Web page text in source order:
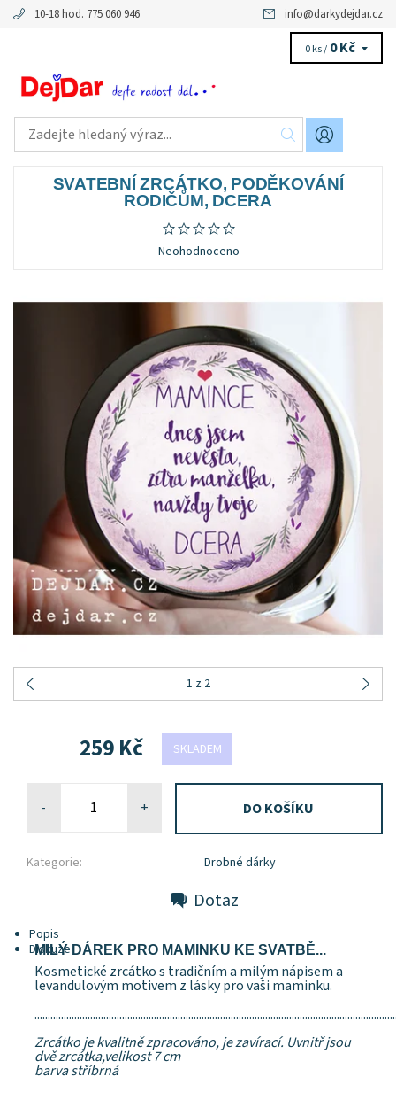
10-18 hod. 775 060 946 info@darkydejdar.cz
0 ks / 0 Kč
SVATEBNÍ ZRCÁTKO, PODĚKOVÁNÍ
RODIČŮM, DCERA
Neohodnoceno
1 z 2
SKLADEM
259 Kč
- +
Kategorie: Drobné dárky
Dotaz
Popis
Diskuze
MILÝ DÁREK PRO MAMINKU KE SVATBĚ...
Kosmetické zrcátko s tradičním a milým nápisem a
levandulovým motivem z lásky pro vaši maminku.
Zrcátko je kvalitně zpracováno, je zavírací. Uvnitř jsou
dvě zrcátka,velikost 7 cm
barva stříbrná